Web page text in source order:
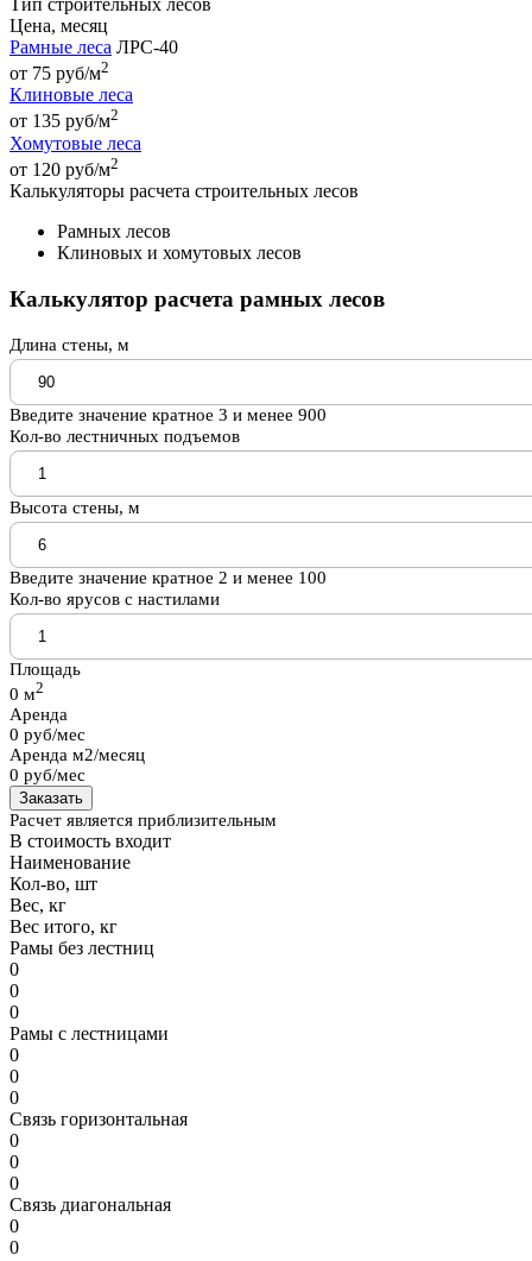
Цена, месяц
Рамные леса ЛРС-40
от 75 руб/м2
Клиновые леса
от 135 руб/м2
Хомутовые леса
от 120 руб/м2
Калькуляторы расчета строительных лесов
Рамных лесов
Клиновых и хомутовых лесов
Калькулятор расчета рамных лесов
Длина стены, м
Введите значение кратное 3 и менее 900
Кол-во лестничных подъемов
Высота стены, м
Введите значение кратное 2 и менее 100
Кол-во ярусов с настилами
Площадь
0 м2
Аренда
0 руб/мес
Аренда м2/месяц
0 руб/мес
Заказать
Расчет является приблизительным
В стоимость входит
Наименование
Кол-во, шт
Вес, кг
Вес итого, кг
Рамы без лестниц
0
0
0
Рамы с лестницами
0
0
0
Связь горизонтальная
0
0
0
Связь диагональная
0
0